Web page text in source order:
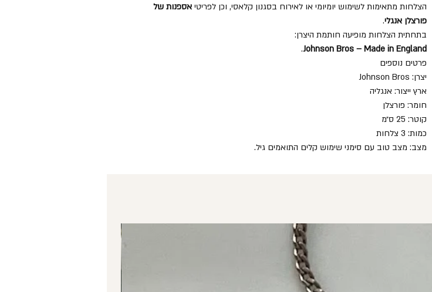
הצלחות מתאימות לשימוש יומיומי או לאירוח בסגנון קלאסי, וכן לפריטי אספנות של
פורצלן אנגלי.
בתחתית הצלחות מופיעה חותמת היצרן:
Johnson Bros – Made in England
.
פרטים נוספים
יצרן: Johnson Bros
ארץ ייצור: אנגליה
חומר: פורצלן
קוטר: 25 ס״מ
כמות: 3 צלחות
מצב: מצב טוב עם סימני שימוש קלים התואמים גיל.